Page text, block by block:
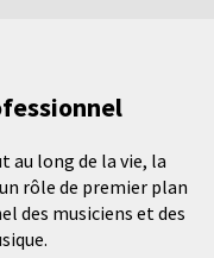
au long de la vie, la
rôle de premier plan
des musiciens et des